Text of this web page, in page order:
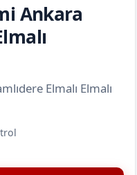
Ankara
Elmalı Elmalı